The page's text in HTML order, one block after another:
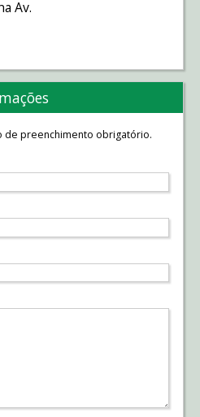
Av.
de preenchimento obrigatório.